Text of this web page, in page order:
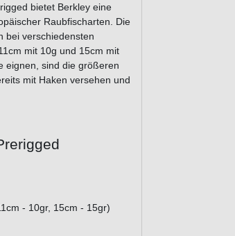
bietet Berkley eine
Raubfischarten. Die
bei verschiedensten
mit 10g und 15cm mit
eignen, sind die größeren
mit Haken versehen und
- 10gr, 15cm - 15gr)